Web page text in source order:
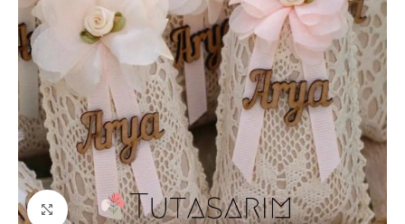
Click to enlarge